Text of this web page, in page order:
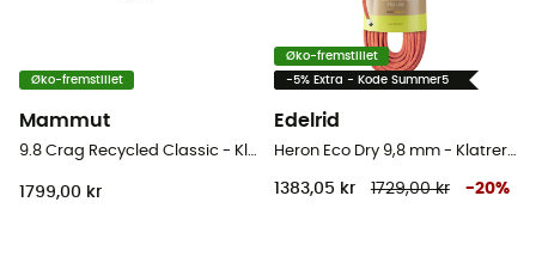
Øko-fremstillet
Mammut
9.8 Crag Recycled Classic - Klatrereb
1799,00 kr
Øko-fremstillet
-5% Extra - Kode Summer5
Edelrid
Heron Eco Dry 9,8 mm - Klatrereb
1383,05 kr 1729,00 kr -20%